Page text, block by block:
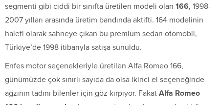
segmenti gibi ciddi bir sınıfta üretilen modeli olan 166, 1998-
2007 yılları arasında üretim bandında aktifti. 164 modelinin
halefi olarak sahneye çıkan bu premium sedan otomobil,
Türkiye’de 1998 itibarıyla satışa sunuldu.
Enfes motor seçenekleriyle üretilen Alfa Romeo 166,
günümüzde çok sınırlı sayıda da olsa ikinci el seçeneğinde
ağzının tadını bilenler için göz kırpıyor. Fakat Alfa Romeo